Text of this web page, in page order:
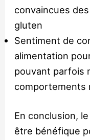
convaincues
gluten
Sentiment de
alimentation
pouvant parfois
comportements
En conclusion,
être bénéfique